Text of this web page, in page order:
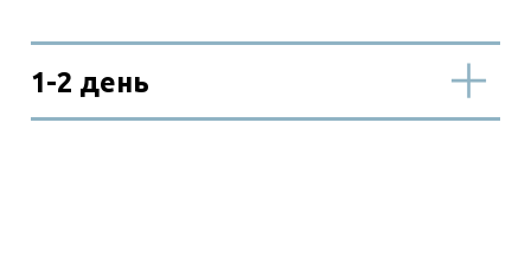
Невходит в стоимость